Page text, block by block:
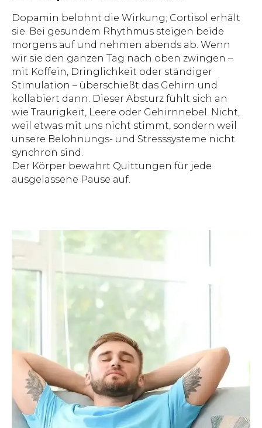
Dopamin belohnt die Wirkung; Cortisol erhält
sie. Bei gesundem Rhythmus steigen beide
morgens auf und nehmen abends ab. Wenn
wir sie den ganzen Tag nach oben zwingen –
mit Koffein, Dringlichkeit oder ständiger
Stimulation – überschießt das Gehirn und
kollabiert dann. Dieser Absturz fühlt sich an
wie Traurigkeit, Leere oder Gehirnnebel. Nicht,
weil etwas mit uns nicht stimmt, sondern weil
unsere Belohnungs- und Stresssysteme nicht
synchron sind.
Der Körper bewahrt Quittungen für jede
ausgelassene Pause auf.